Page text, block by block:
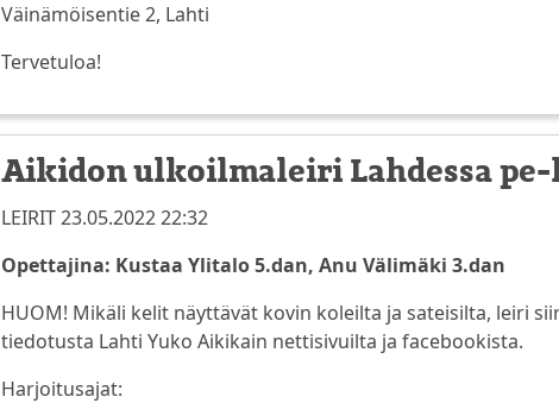
Väinämöisentie 2, Lahti
Tervetuloa!
Aikidon ulkoilmaleiri Lahdessa pe-
LEIRIT 23.05.2022 22:32
Opettajina: Kustaa Ylitalo 5.dan, Anu Välimäki 3.dan
HUOM! Mikäli kelit näyttävät kovin koleilta ja sateisilta, leiri
tiedotusta Lahti Yuko Aikikain nettisivuilta ja facebookista.
Harjoitusajat: